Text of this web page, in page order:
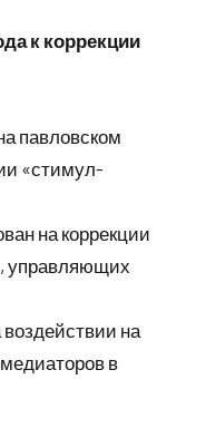
к коррекции
павловском
«стимул-
на коррекции
управляющих
воздействии на
в